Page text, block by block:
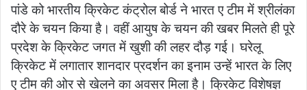
पांडे को भारतीय क्रिकेट कंट्रोल बोर्ड ने भारत ए टीम में श्रीलंका
दौरे के चयन किया है। वहीं आयुष के चयन की खबर मिलते ही पूरे
प्रदेश के क्रिकेट जगत में खुशी की लहर दौड़ गई। घरेलू
क्रिकेट में लगातार शानदार प्रदर्शन का इनाम उन्हें भारत के लिए
ए टीम की ओर से खेलने का अवसर मिला है। क्रिकेट विशेषज्ञ